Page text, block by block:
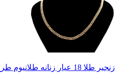
زنجیر طلا 18 عیار زنانه طلانیوم طرح کارتیه مدل دانه ریز